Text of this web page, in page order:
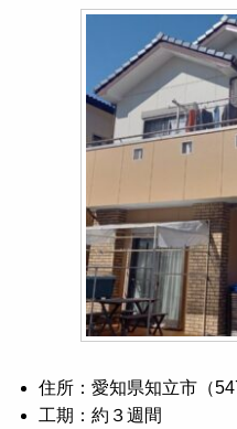
住所：愛知県知立市（
工期：約３週間